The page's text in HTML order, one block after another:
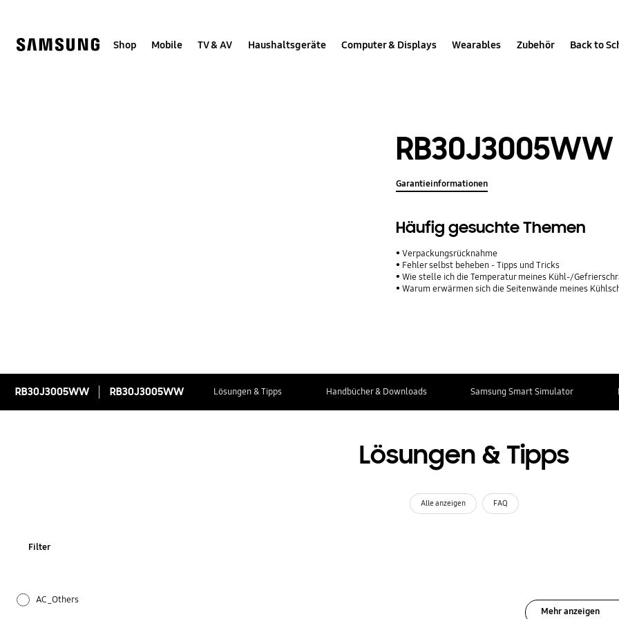
help
Shop Mobile TV & AV Haushaltsgeräte Computer & Displays Wearables Zubehör Back to
RB30J3005WW
Garantieinformationen
Häufig gesuchte Themen
Verpackungsrücknahme
Fehler selbst beheben - Tipps und Tricks
Wie stelle ich die Temperatur meines Kühl-/
Warum erwärmen sich die Seitenwände meines
RB30J3005WW RB30J3005WW Lösungen & Tipps Handbücher & Downloads Samsung Smart Simulator
Lösungen & Tipps
Alle anzeigen FAQ
Filter
AC_Others
Mehr anzeigen